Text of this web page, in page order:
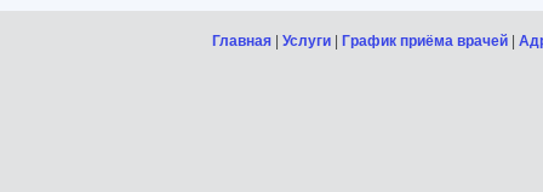
Главная| Услуги| График приёма врачей|